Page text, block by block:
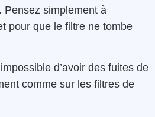
Pensez simplement à
pour que le filtre ne tombe
d’avoir des fuites de
comme sur les filtres de